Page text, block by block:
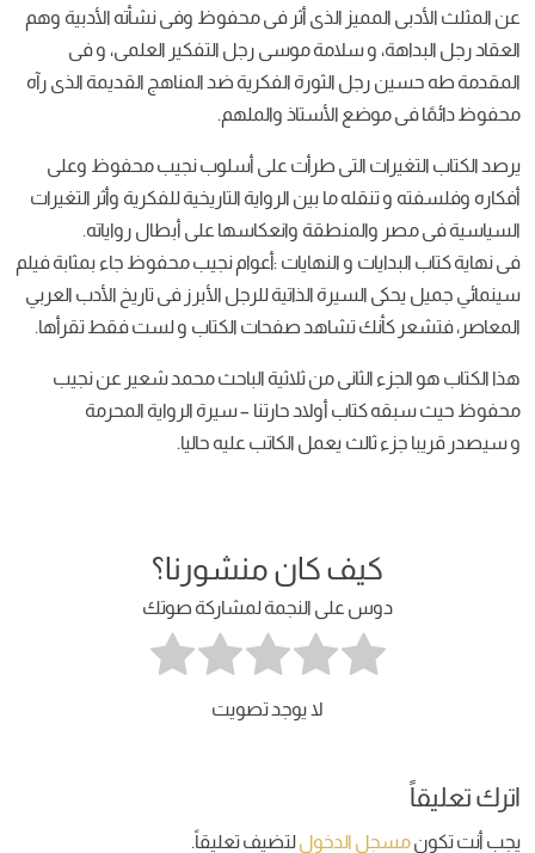
عن المثلث الأدبى المميز الذى أثر فى محفوظ وفى نشأته الأدبية وهم
العقاد رجل البداهة، و سلامة موسى رجل التفكير العلمى، و فى
المقدمة طه حسين رجل الثورة الفكرية ضد المناهج القديمة الذى رآه
محفوظ دائمًا فى موضع الأستاذ والملهم.
يرصد الكتاب التغيرات التى طرأت على أسلوب نجيب محفوظ وعلى
أفكاره وفلسفته و تنقله ما بين الرواية التاريخية للفكرية وأثر التغيرات
السياسية فى مصر والمنطقة وانعكاسها على أبطال رواياته.
فى نهاية كتاب البدايات و النهايات :أعوام نجيب محفوظ جاء بمثابة فيلم
سينمائي جميل يحكى السيرة الذاتية للرجل الأبرز فى تاريخ الأدب العربي
المعاصر، فتشعر كأنك تشاهد صفحات الكتاب و لست فقط تقرأها.
هذا الكتاب هو الجزء الثانى من ثلاثية الباحث محمد شعير عن نجيب
محفوظ حيث سبقه كتاب أولاد حارتنا – سيرة الرواية المحرمة
و سيصدر قريبا جزء ثالث يعمل الكاتب عليه حاليا.
كيف كان منشورنا؟
دوس على النجمة لمشاركة صوتك
لا يوجد تصويت
اترك تعليقاً
يجب أنت تكونمسجل الدخوللتضيف تعليقاً.